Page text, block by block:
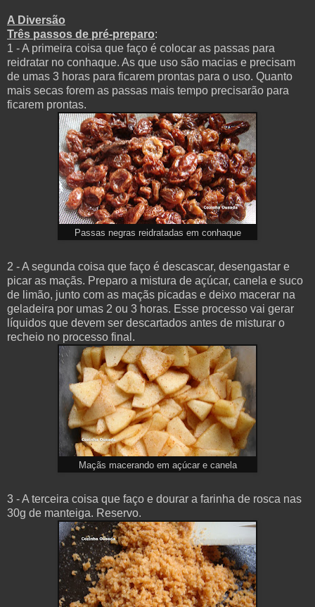
A Diversão
Três passos de pré-preparo:
1 - A primeira coisa que faço é colocar as passas para
reidratar no conhaque. As que uso são macias e precisam
de umas 3 horas para ficarem prontas para o uso. Quanto
mais secas forem as passas mais tempo precisarão para
ficarem prontas.
Passas negras reidratadas em conhaque
2 - A segunda coisa que faço é descascar, desengastar e
picar as maçãs. Preparo a mistura de açúcar, canela e suco
de limão, junto com as maçãs picadas e deixo macerar na
geladeira por umas 2 ou 3 horas. Esse processo vai gerar
líquidos que devem ser descartados antes de misturar o
recheio no processo final.
Maçãs macerando em açúcar e canela
3 - A terceira coisa que faço e dourar a farinha de rosca nas
30g de manteiga. Reservo.